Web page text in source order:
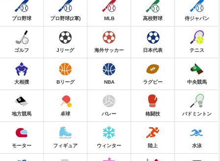
プロ野球 プロ野球(2軍) MLB 高校野球 侍ジャパン
ゴルフ Jリーグ 海外サッカー 日本代表 テニス
大相撲 Bリーグ NBA ラグビー 中央競馬
地方競馬 卓球 バレー 格闘技 バドミントン
モーター フィギュア ウィンター 陸上 水泳